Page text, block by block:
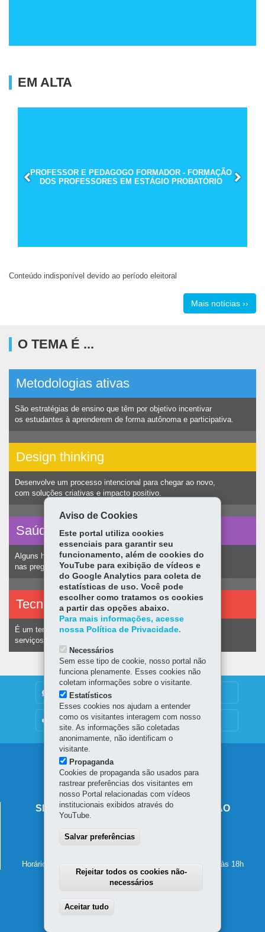
EM ALTA
PROFESSOR E PEDAGOGO FORMADOR - FORMAÇÃO
DOS PROFESSORES EM ESTÁGIO PROBATÓRIO
Conteúdo indisponível devido ao período eleitoral
Mais notícias ››
O TEMA É ...
Metodologias ativas
São estratégias de ensino que têm por objetivo incentivar
os estudantes à aprenderem de forma autônoma e participativa.
Design thinking
Desenvolve um processo intencional para chegar ao novo,
com soluções criativas e impacto positivo.
Saúde vocal
Alguns hábitos humanos podem ocasionar nódulos
nas pregas vocais e consequentemente alteração na voz.
Tecnologias assistivas
É um termo utilizado para identificar recursos e
serviços voltados a pessoas com deficiência.
DENUNCIE CORRUPÇÃO
OUVIDORIA
Navegação
principal
SECRETARIA DE ESTADO DA EDUCAÇÃO
80610-011-Curitiba
Horário de atendimento: de segunda a sexta-feira, das 8h às 18h
Aviso de Cookies
Este portal utiliza cookies
essenciais para garantir seu
funcionamento, além de cookies do
YouTube para exibição de vídeos e
do Google Analytics para coleta de
estatísticas de uso. Você pode
escolher como tratamos os cookies
a partir das opções abaixo.
Para mais informações, acesse
nossa Política de Privacidade.
Necessários
Sem esse tipo de cookie, nosso portal não
funciona plenamente. Esses cookies não
coletam informações sobre o visitante.
Estatísticos
Esses cookies nos ajudam a entender
como os visitantes interagem com nosso
site. As informações são coletadas
anonimamente, não identificam o
visitante.
Propaganda
Cookies de propaganda são usados para
rastrear preferências dos visitantes em
nosso Portal relacionadas com vídeos
institucionais exibidos através do
YouTube.
Salvar preferências
Rejeitar todos os cookies não-
necessários
Aceitar tudo